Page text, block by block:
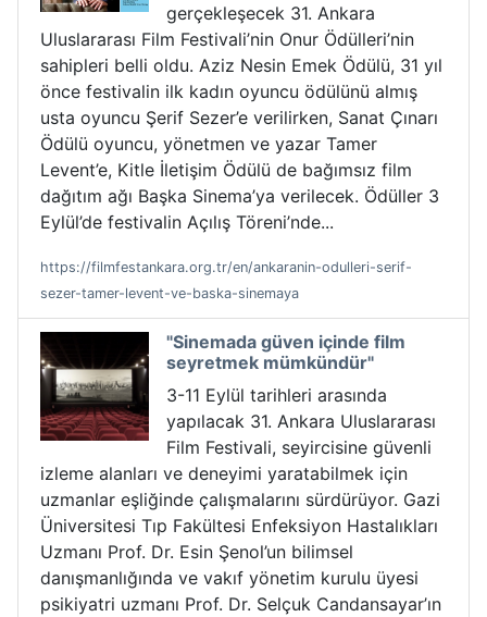
gerçekleşecek 31. Ankara
Uluslararası Film Festivali’nin Onur Ödülleri’nin
sahipleri belli oldu. Aziz Nesin Emek Ödülü, 31 yıl
önce festivalin ilk kadın oyuncu ödülünü almış
usta oyuncu Şerif Sezer’e verilirken, Sanat Çınarı
Ödülü oyuncu, yönetmen ve yazar Tamer
Levent’e, Kitle İletişim Ödülü de bağımsız film
dağıtım ağı Başka Sinema’ya verilecek. Ödüller 3
Eylül’de festivalin Açılış Töreni’nde...
https://filmfestankara.org.tr/en/ankaranin-odulleri-serif-
sezer-tamer-levent-ve-baska-sinemaya
"Sinemada güven içinde film
seyretmek mümkündür"
3-11 Eylül tarihleri arasında
yapılacak 31. Ankara Uluslararası
Film Festivali, seyircisine güvenli
izleme alanları ve deneyimi yaratabilmek için
uzmanlar eşliğinde çalışmalarını sürdürüyor. Gazi
Üniversitesi Tıp Fakültesi Enfeksiyon Hastalıkları
Uzmanı Prof. Dr. Esin Şenol’un bilimsel
danışmanlığında ve vakıf yönetim kurulu üyesi
psikiyatri uzmanı Prof. Dr. Selçuk Candansayar’ın